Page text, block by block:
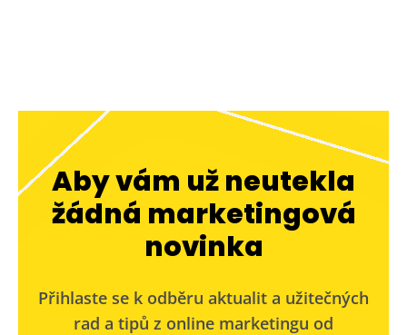
Aby vám už neutekla
žádná marketingová
novinka
Přihlaste se k odběru aktualit a užitečných
rad a tipů z online marketingu od